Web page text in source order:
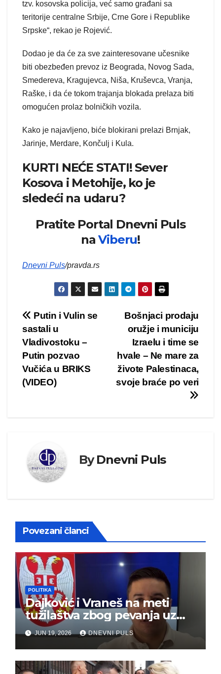
tzv. kosovska policija, već samo građani sa
teritorije centralne Srbije, Crne Gore i Republike
Srpske“, rekao je Rojević.
Dodao je da će za sve zainteresovane učesnike
biti obezbeđen prevoz iz Beograda, Novog Sada,
Smedereva, Kragujevca, Niša, Kruševca, Vranja,
Raške, i da će tokom trajanja blokada prelaza biti
omogućen prolaz bolničkih vozila.
Kako je najavljeno, biće blokirani prelazi Brnjak,
Jarinje, Merdare, Končulj i Kula.
KURTI NEĆE STATI! Sever
Kosova i Metohije, ko je
sledeći na udaru?
Pratite Portal Dnevni Puls
naViberu!
Dnevni Puls/pravda.rs
Kretanje
članka
Bošnjaci prodaju
oružje i municiju
Izraelu i time se
hvale – Ne mare za
živote Palestinaca,
svoje braće po veri
Putin i Vulin se
sastali u
Vladivostoku –
Putin pozvao
Vučića u BRIKS
(VIDEO)
ByDnevni Puls
Povezani članci
POLITIKA
Dajković i Vraneš na meti
tužilaštva zbog pevanja uz
gusle
JUN 19, 2026 DNEVNI PULS